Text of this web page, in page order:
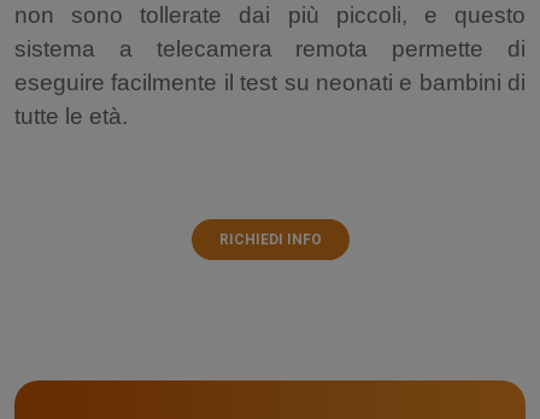
non sono tollerate dai più piccoli, e questo
sistema a telecamera remota permette di
eseguire facilmente il test su neonati e bambini di
tutte le età.
RICHIEDI INFO